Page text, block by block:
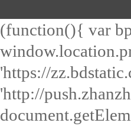
(function(){ var
'https://
'http://